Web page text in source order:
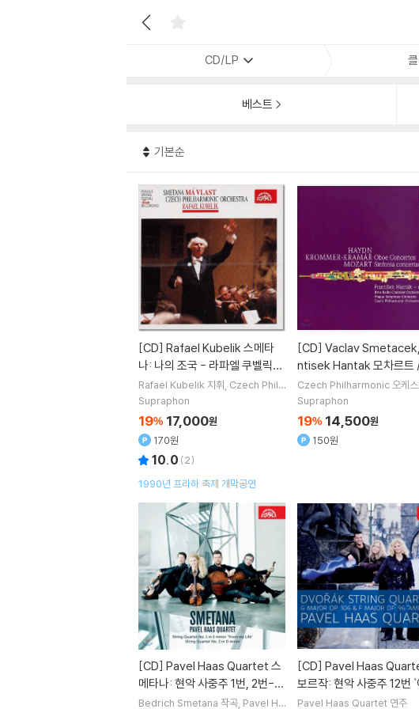
CD/LP
베스트
기본순
[CD]
나: 나의 조국 - 라파엘 쿠벨릭
(Smetana: Ma Vlast)
Rafael Kubelik 지휘 Czech Philh
armonic오케스트라
Supraphon
19% 17,000원
170원
10.0 (2)
1990년 프라하 축제 개막공연
[CD]
ntisek Hantak 모차르트
든 / 크로머: 오보에 협주곡
zart / Haydn / Kramar:
Concertos)
Czech Philharmonic 오케
Supraphon
19% 14,500원
150원
[CD]
메타나: 현악 사중주 1번, 2번-
파벨 하스 콰르텟 (Smetana: S
Bedrich Smetana 작곡 Pavel Ha
[CD]
보르작: 현악 사중주 12번 `
리카` 13번 (Dvorak:
Pavel Haas Quartet 연주